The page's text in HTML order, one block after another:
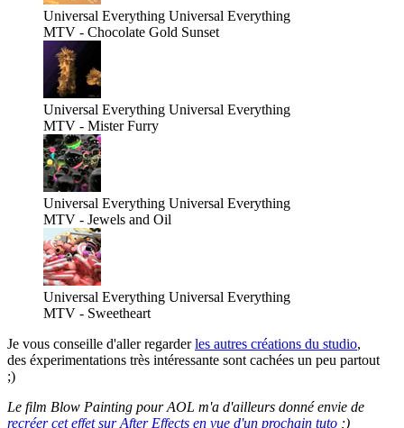
Universal Everything Universal Everything
MTV - Chocolate Gold Sunset
Universal Everything Universal Everything
MTV - Mister Furry
Universal Everything Universal Everything
MTV - Jewels and Oil
Universal Everything Universal Everything
MTV - Sweetheart
Je vous conseille d'aller regarderles autres créations du studio,
des éxperimentations très intéressante sont cachées un peu partout
;)
Le film Blow Painting pour AOL m'a d'ailleurs donné envie de
recréer cet effet sur After Effects en vue d'un prochain tuto ;)